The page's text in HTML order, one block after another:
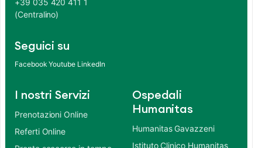
+39 035 420 411 1
(Centralino)
Seguici su
Facebook Youtube LinkedIn
I nostri Servizi
Prenotazioni Online
Referti Online
Ospedali
Humanitas
Humanitas Gavazzeni
Istituto Clinico Humanitas